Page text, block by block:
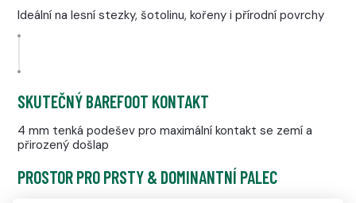
Ideální na lesní stezky, šotolinu, kořeny i přírodní povrchy
SKUTEČNÝ BAREFOOT KONTAKT
4 mm tenká podešev pro maximální kontakt se zemí a
přirozený došlap
PROSTOR PRO PRSTY & DOMINANTNÍ PALEC